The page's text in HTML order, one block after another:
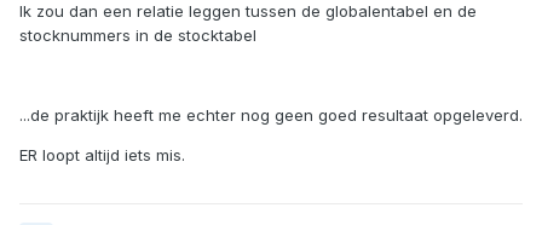
Ik zou dan een relatie leggen tussen de globalentabel en de
stocknummers in de stocktabel
...de praktijk heeft me echter nog geen goed resultaat opgeleverd.
ER loopt altijd iets mis.